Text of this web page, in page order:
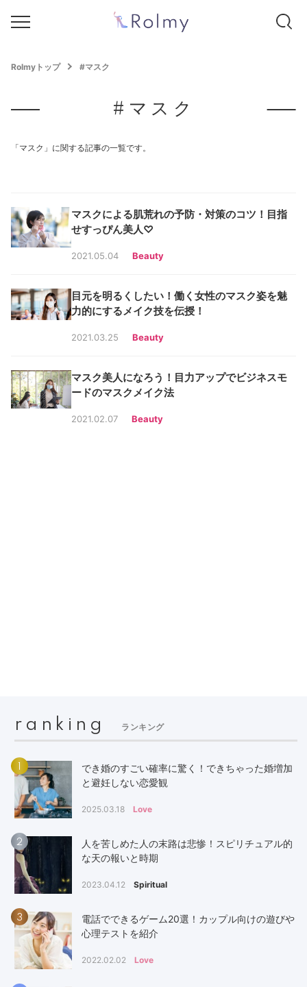
Rolmyトップ #マスク
#マスク
「マスク」に関する記事の一覧です。
マスクによる肌荒れの予防・対策のコツ！目指
せすっぴん美人♡
2021.05.04 Beauty
目元を明るくしたい！働く女性のマスク姿を魅
力的にするメイク技を伝授！
2021.03.25 Beauty
マスク美人になろう！目力アップでビジネスモ
ードのマスクメイク法
2021.02.07 Beauty
ranking ランキング
でき婚のすごい確率に驚く！できちゃった婚増加
と避妊しない恋愛観
2025.03.18 Love
2
人を苦しめた人の末路は悲惨！スピリチュアル的
な天の報いと時期
2023.04.12 Spiritual
3
電話でできるゲーム20選！カップル向けの遊びや
心理テストを紹介
2022.02.02 Love